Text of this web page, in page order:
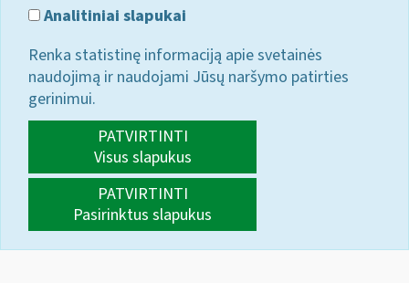
Analitiniai slapukai
Renka statistinę informaciją apie svetainės
naudojimą ir naudojami Jūsų naršymo patirties
gerinimui.
PATVIRTINTI
Visus slapukus
PATVIRTINTI
Pasirinktus slapukus